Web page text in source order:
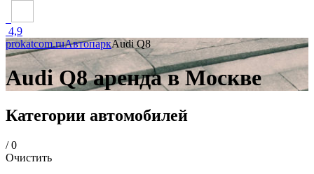
4,9
prokatcom.ruАвтопаркAudi Q8
Audi Q8 аренда в Москве
Категории автомобилей
/0
Очистить